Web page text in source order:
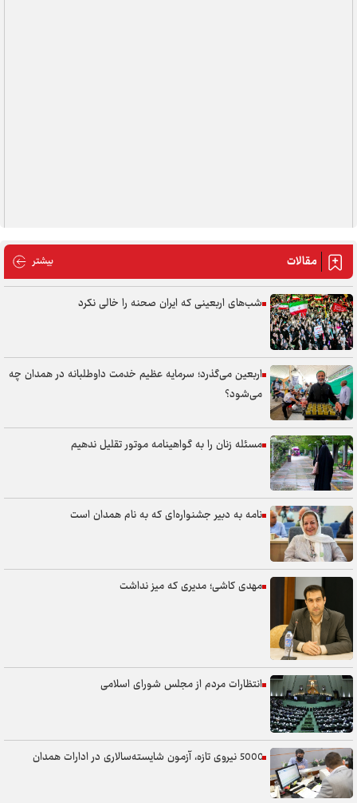
مقالات بیشتر مقالات
شب‌های اربعینی که ایران صحنه را خالی نکرد
اربعین می‌گذرد؛ سرمایه عظیم خدمت داوطلبانه در همدان چه
می‌شود؟
مسئله زنان را به گواهینامه موتور تقلیل ندهیم
نامه به دبیر جشنواره‌ای که به نام همدان است
مهدی کاشی؛ مدیری که میز نداشت
انتظارات مردم از مجلس شورای اسلامی
5000 نیروی تازه، آزمون شایسته‌سالاری در ادارات همدان